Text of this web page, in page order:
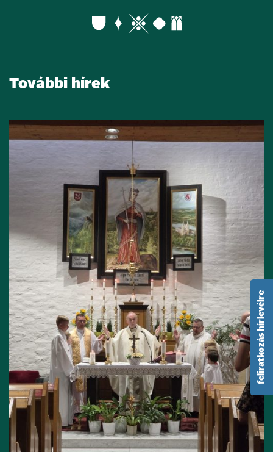
További hírek
feliratkozás hírlevélre